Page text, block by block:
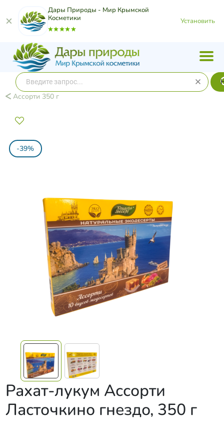
Дары Природы - Мир Крымской
Косметики
Установить
Ассорти 350 г
-39%
Рахат-лукум Ассорти
Ласточкино гнездо, 350 г